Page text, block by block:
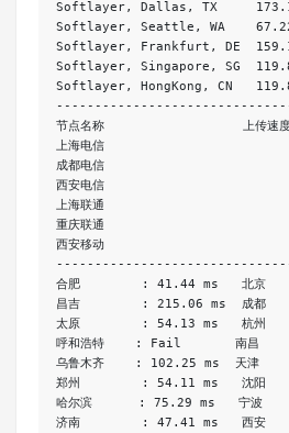
Softlayer, Dallas , TX
Softlayer, Seattle , WA
Softlayer, Frankfurt , DE
Softlayer, Singapore , SG
Softlayer, HongKong , CN
节点名称
上传速
上海电信
成都电信
西安电信
上海联通
重庆联通
西安移动
合肥
: 41.44 ms 北京
昌吉
: 215.06 ms 成都
太原
: 54.13 ms 杭州
呼和浩特
: Fail 南昌
乌鲁木齐
: 102.25 ms 天津
郑州
: 54.11 ms 沈阳
哈尔滨
: 75.29 ms 宁波
济南
: 47.41 ms 西安